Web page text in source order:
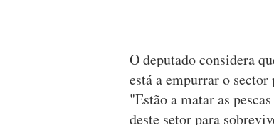
O deputado considera
está a empurrar o
"Estão a matar as
deste setor para